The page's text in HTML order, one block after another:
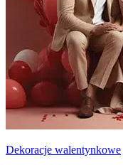
Dekoracje walentynkowe